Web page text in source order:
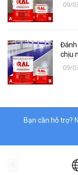
Thiết Bị Niika
Linh, Phụ Kiện
Hóa chất
09/
Đánh
chịu
09/
Bạn cần hỗ trợ?